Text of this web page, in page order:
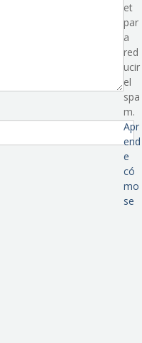
et
par
a
red
ucir
el
spa
m.
Apr
end
e
có
mo
se